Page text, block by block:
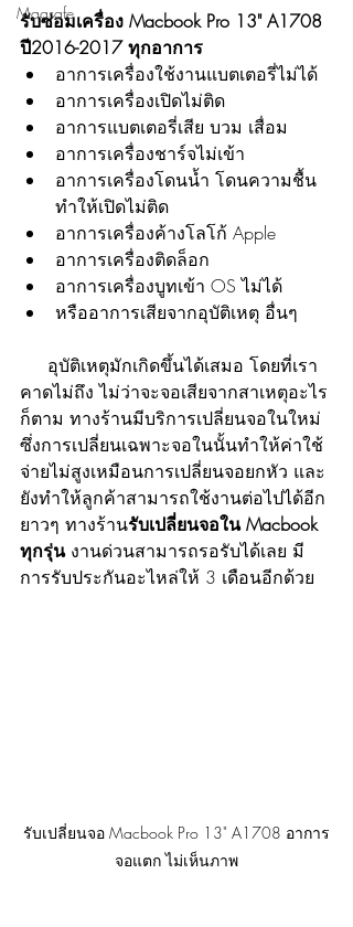
Magsafe
รับซ่อมเครื่อง Macbook Pro 13" A1708
ปี2016-2017 ทุกอาการ
อาการเครื่องใช้งานแบตเตอรี่ไม่ได้
อาการเครื่องเปิดไม่ติด
อาการแบตเตอรี่เสีย บวม เสื่อม
อาการเครื่องชาร์จไม่เข้า
อาการเครื่องโดนน้ำ โดนความชื้น
ทำให้เปิดไม่ติด
อาการเครื่องค้างโลโก้ Apple
อาการเครื่องติดล็อก
อาการเครื่องบูทเข้า OS ไม่ได้
หรืออาการเสียจากอุบัติเหตุ อื่นๆ
คาดไม่ถึง ไม่ว่าจะจอเสียจากสาเหตุอะไร
ก็ตาม ทางร้านมีบริการเปลี่ยนจอในใหม่
ซึ่งการเปลี่ยนเฉพาะจอในนั้นทำให้ค่าใช้
จ่ายไม่สูงเหมือนการเปลี่ยนจอยกหัว และ
ยังทำให้ลูกค้าสามารถใช้งานต่อไปได้อีก
ยาวๆ ทางร้านรับเปลี่ยนจอใน Macbook
ทุกรุ่น งานด่วนสามารถรอรับได้เลย มี
การรับประกันอะไหล่ให้ 3 เดือนอีกด้วย
รับเปลี่ยนจอ Macbook Pro 13" A1708 อาการ
จอแตก ไม่เห็นภาพ